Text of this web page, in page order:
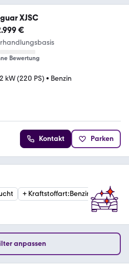
XJSC
€
Bewertung
kW (220 PS) • Benzin
Kontakt Parken
+ Kraftstoffart:Benzin +
anpassen